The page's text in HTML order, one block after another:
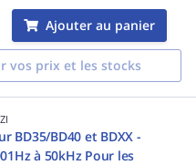
Ajouter au panier
vos prix et les stocks
BD35/BD40 et BDXX -
à 50kHz Pour les